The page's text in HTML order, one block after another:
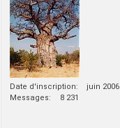
Date d'inscription
juin 2006
Messages
8 231